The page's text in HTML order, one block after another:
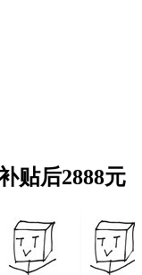
贴后2888元